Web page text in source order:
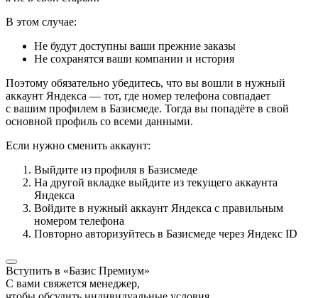
В этом случае:
Не будут доступны ваши прежние заказы
Не сохранятся ваши компании и история
Поэтому обязательно убедитесь, что вы вошли в нужный
аккаунт Яндекса — тот, где номер телефона совпадает
с вашим профилем в Базисмеде. Тогда вы попадёте в свой
основной профиль со всеми данными.
Если нужно сменить аккаунт:
Выйдите из профиля в Базисмеде
На другой вкладке выйдите из текущего аккаунта
Яндекса
Войдите в нужный аккаунт Яндекса с правильным
номером телефона
Повторно авторизуйтесь в Базисмеде через Яндекс ID
Вступить в «Базис Премиум»
С вами свяжется менеджер,